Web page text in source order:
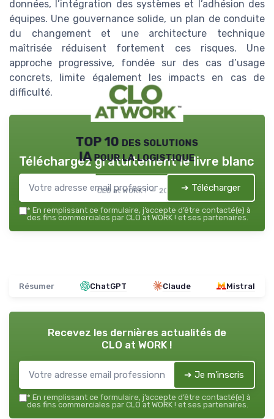
données, l’intégration des systèmes et l’adhésion des
équipes. Une gouvernance solide, un plan de conduite
du changement et une architecture technique
maîtrisée réduisent fortement ces risques. Une
approche progressive, fondée sur des cas d’usage
concrets, limite également les impacts en cas de
difficulté.
TOP 10 des solutions
IA pour la logistique
CLO at WORK ! — 2026
Téléchargez gratuitement le livre blanc
➔ Télécharger
* En remplissant ce formulaire, j’accepte d’être contacté(e) à
des fins commerciales par CLO at WORK ! et ses partenaires.
Résumer ChatGPT Claude Mistral
Recevez les dernières actualités de
CLO at WORK !
➔ Je m'inscris
* En remplissant ce formulaire, j’accepte d’être contacté(e) à
des fins commerciales par CLO at WORK ! et ses partenaires.